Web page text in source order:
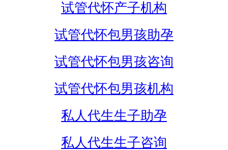
试管代怀产子机构
试管代怀包男孩助孕
试管代怀包男孩咨询
试管代怀包男孩机构
私人代生生子助孕
私人代生生子咨询